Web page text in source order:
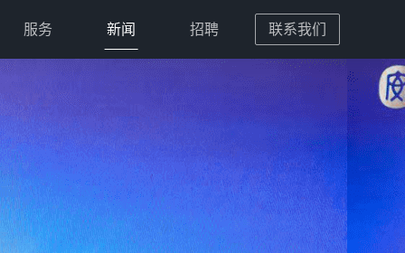
服务 新闻 招聘 联系我们